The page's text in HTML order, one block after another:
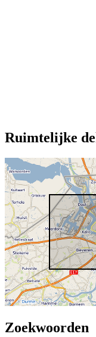
Ruimtelijke
Zoekwoorden